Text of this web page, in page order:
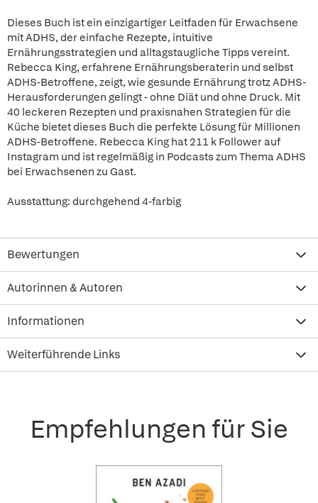
Dieses Buch ist ein einzigartiger Leitfaden für Erwachsene
mit ADHS, der einfache Rezepte, intuitive
Ernährungsstrategien und alltagstaugliche Tipps vereint.
Rebecca King, erfahrene Ernährungsberaterin und selbst
ADHS-Betroffene, zeigt, wie gesunde Ernährung trotz ADHS-
Herausforderungen gelingt - ohne Diät und ohne Druck. Mit
40 leckeren Rezepten und praxisnahen Strategien für die
Küche bietet dieses Buch die perfekte Lösung für Millionen
ADHS-Betroffene. Rebecca King hat 211 k Follower auf
Instagram und ist regelmäßig in Podcasts zum Thema ADHS
bei Erwachsenen zu Gast.
Ausstattung: durchgehend 4-farbig
Bewertungen
Autorinnen & Autoren
Informationen
Weiterführende Links
Empfehlungen für Sie